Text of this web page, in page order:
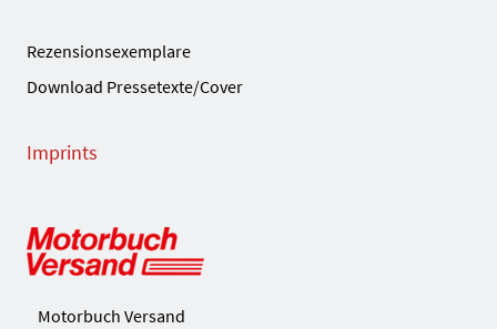
Rezensionsexemplare
Download Pressetexte/Cover
Imprints
Motorbuch Versand